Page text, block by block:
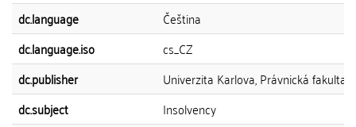
dc.language
Čeština
dc.language.iso
cs_CZ
dc.publisher
Univerzita Karlova, Právnická fakulta
dc.subject
Insolvency